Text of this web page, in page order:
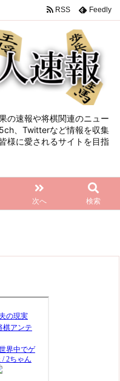
の速報や将棋関連のニュー
、Twitterなど情報を収集
様に愛されるサイトを目指
次へ 検索
RSS Feedly